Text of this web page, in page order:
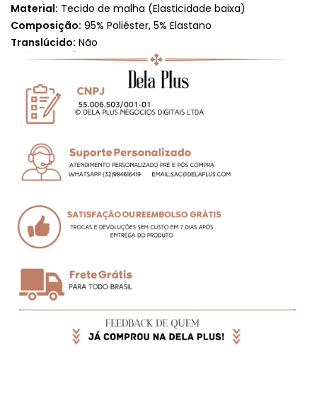
Material: Tecido de malha (Elasticidade baixa)
Composição: 95% Poliéster, 5% Elastano
Translúcido: Não